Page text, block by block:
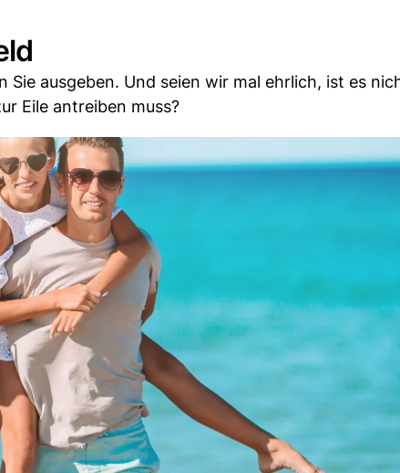
Sie ausgeben. Und seien wir mal ehrlich, ist es
Eile antreiben muss?